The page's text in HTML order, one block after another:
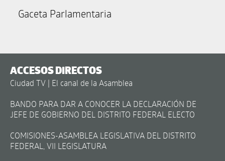
Gaceta Parlamentaria
ACCESOS DIRECTOS
Ciudad TV | El canal de la Asamblea
BANDO PARA DAR A CONOCER LA DECLARACIÓN DE
JEFE DE GOBIERNO DEL DISTRITO FEDERAL ELECTO
COMISIONES-ASAMBLEA LEGISLATIVA DEL DISTRITO
FEDERAL, VII LEGISLATURA